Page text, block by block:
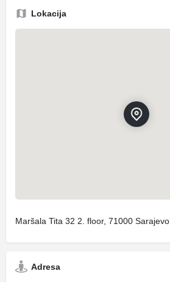
Lokacija
Maršala Tita 32 2. floor, 71000 Sarajevo
Adresa